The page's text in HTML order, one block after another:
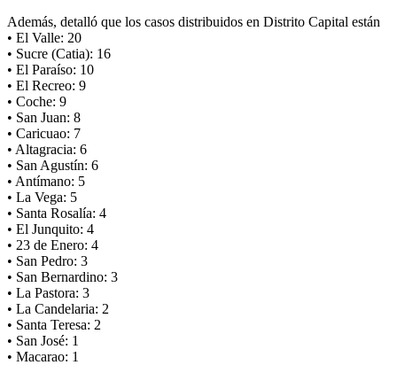
Además, detalló que los casos distribuidos en Distrito Capital están
• El Valle: 20
• Sucre (Catia): 16
• El Paraíso: 10
• El Recreo: 9
• Coche: 9
• San Juan: 8
• Caricuao: 7
• Altagracia: 6
• San Agustín: 6
• Antímano: 5
• La Vega: 5
• Santa Rosalía: 4
• El Junquito: 4
• 23 de Enero: 4
• San Pedro: 3
• San Bernardino: 3
• La Pastora: 3
• La Candelaria: 2
• Santa Teresa: 2
• San José: 1
• Macarao: 1